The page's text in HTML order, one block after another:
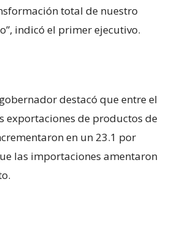
total de nuestro
indicó el primer ejecutivo.
destacó que entre el
exportaciones de productos de
en un 23.1 por
las importaciones amentaron